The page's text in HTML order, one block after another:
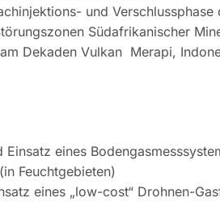
und Verschlussphase
Südafrikanischer
Dekaden Vulkan Merapi,
Einsatz eines
Feuchtgebieten)
eines „low-cost“ Drohnen-